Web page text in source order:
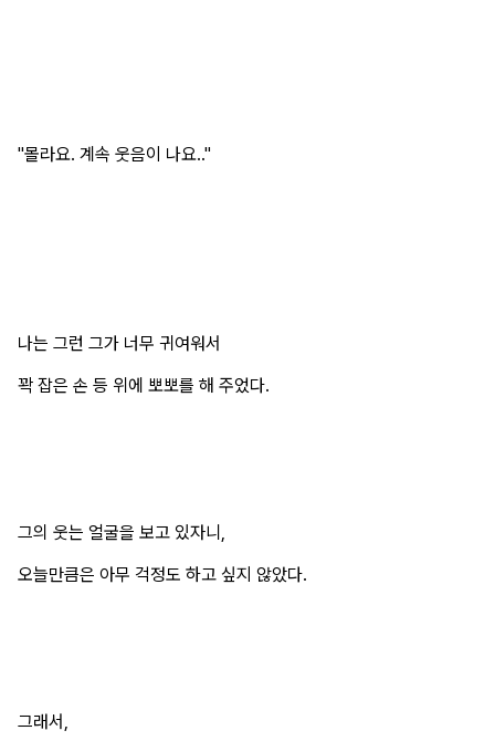
"몰라요. 계속 웃음이 나요.."
나는 그런 그가 너무 귀여워서
꽉 잡은 손 등 위에 뽀뽀를 해 주었다.
그의 웃는 얼굴을 보고 있자니,
오늘만큼은 아무 걱정도 하고 싶지 않았다.
그래서,